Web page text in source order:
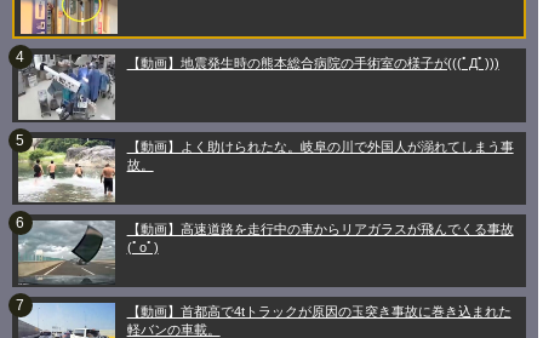
【動画】地震発生時の熊本総合病院の手術室の様子が(((ﾟДﾟ)))
【動画】よく助けられたな。岐阜の川で外国人が溺れてしまう事
故。
【動画】高速道路を走行中の車からリアガラスが飛んでくる事故
(ﾟoﾟ)
【動画】首都高で4tトラックが原因の玉突き事故に巻き込まれた
軽バンの車載。